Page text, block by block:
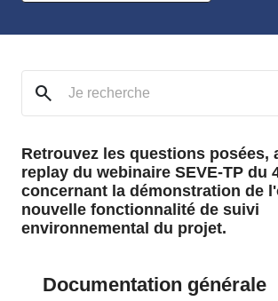
search
Retrouvez les questions posées,
replay du webinaire SEVE-TP du
concernant la démonstration de
nouvelle fonctionnalité de suivi
environnemental du projet.
Documentation générale